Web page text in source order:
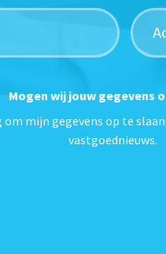
Mogen wij jouw gegevens
mijn gegevens op te
vastgoednieuws.